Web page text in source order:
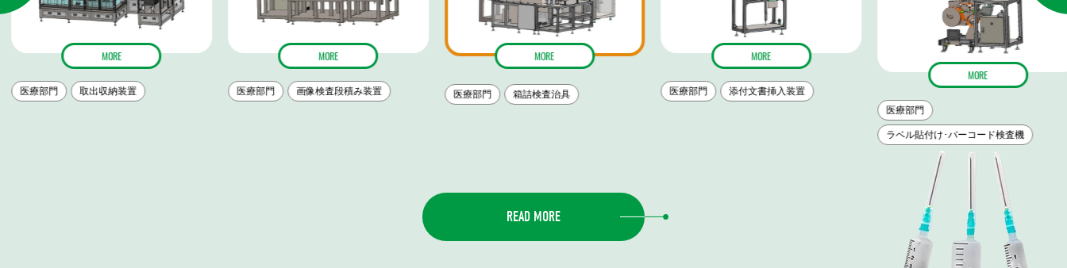
MORE
医療部門 取出収納装置
MORE
医療部門 画像検査段積み装置
MORE
医療部門 箱詰検査治具
MORE
医療部門 添付文書挿入装置
MORE
医療部門
ラベル貼付け･バーコード検査機
READ MORE